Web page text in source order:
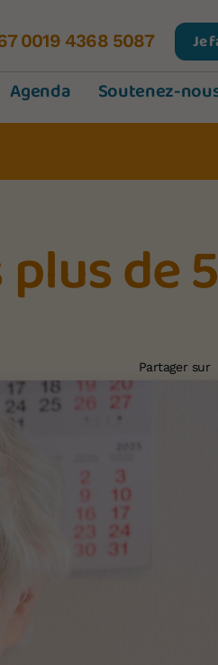
Agenda Soutenez-
0019 4368 5087 Je
de
Partager sur